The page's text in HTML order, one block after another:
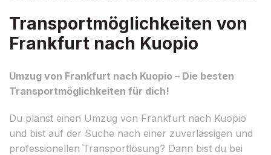
Transportmöglichkeiten von
Frankfurt nach Kuopio
Umzug von Frankfurt nach Kuopio – Die besten
Transportmöglichkeiten für dich!
Du planst einen Umzug von Frankfurt nach Kuopio
und bist auf der Suche nach einer zuverlässigen und
professionellen Transportlösung? Dann bist du bei